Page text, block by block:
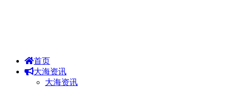
首页
大海资讯
大海资讯